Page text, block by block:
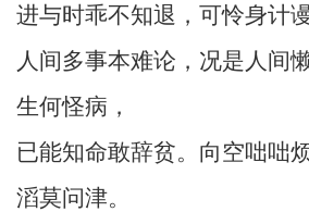
进与时乖不知退，可怜身计谩
人间多事本难论，况是人间
生何怪病，
已能知命敢辞贫。向空咄咄
滔莫问津。